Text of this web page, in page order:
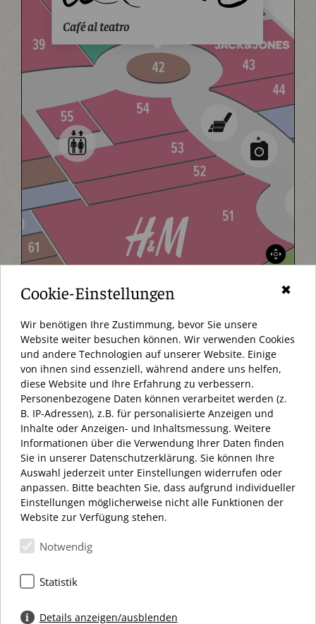
Café al teatro
AKTUELL HABEN WIR GEÖFFNET
ÖFFNUNGSZEITEN:
MONTAG – SAMSTAG 10:00 – 20:00 UHR
+49 (0) 30 66 69 12 27
Cookie-Einstellungen
Wir benötigen Ihre Zustimmung, bevor Sie unsere
Website weiter besuchen können. Wir verwenden Cookies
und andere Technologien auf unserer Website. Einige
von ihnen sind essenziell, während andere uns helfen,
diese Website und Ihre Erfahrung zu verbessern.
Personenbezogene Daten können verarbeitet werden (z.
B. IP-Adressen), z.B. für personalisierte Anzeigen und
Inhalte oder Anzeigen- und Inhaltsmessung. Weitere
Informationen über die Verwendung Ihrer Daten finden
Sie in unserer Datenschutzerklärung. Sie können Ihre
Auswahl jederzeit unter Einstellungen widerrufen oder
anpassen. Bitte beachten Sie, dass aufgrund individueller
Einstellungen möglicherweise nicht alle Funktionen der
Website zur Verfügung stehen.
Notwendig
Statistik
Details anzeigen/ausblenden
✖